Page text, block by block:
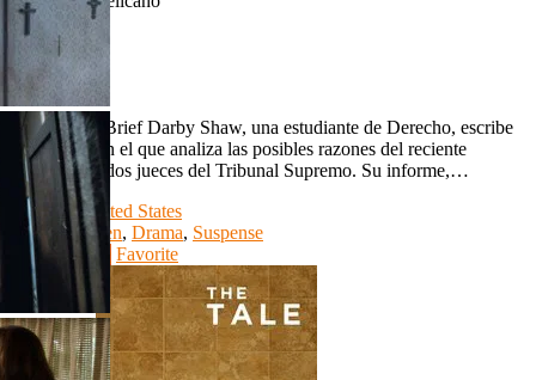
720p
IMDb: 6.6
1993
141 min
The Pelican Brief Darby Shaw, una estudiante de Derecho, escribe
un informe en el que analiza las posibles razones del reciente
asesinato de dos jueces del Tribunal Supremo. Su informe,…
Country:United States
Genre:Crimen, Drama, Suspense
Watch Movie
Favorite